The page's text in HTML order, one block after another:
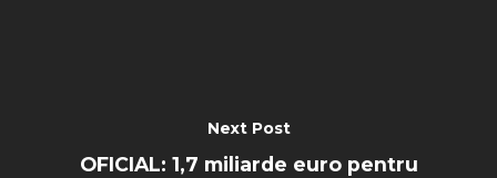
Next Post
OFICIAL: 1,7 miliarde euro pentru